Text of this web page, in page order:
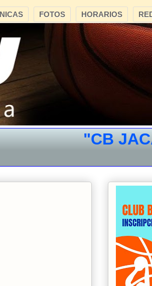
HORARIOS
FOTOS
"CB JACA"